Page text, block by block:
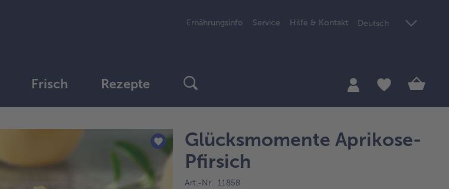
Ernährungsinfo Service Hilfe & Kontakt Deutsch
Frisch Rezepte
Glücksmomente Aprikose-
Pfirsich
Art.-Nr. 11858